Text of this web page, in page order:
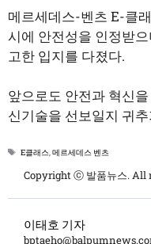
메르세데스-벤츠 E-클
시에 안전성을 인정받
고한 입지를 다졌다.
앞으로도 안전과 혁신
신기술을 선보일지 귀
태
E클래스,메르세데스 벤츠
Copyright ⓒ 발품뉴스. All
이태호 기자